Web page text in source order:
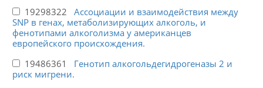
19298322 Ассоциации и взаимодействия между
SNP в генах, метаболизирующих алкоголь, и
фенотипами алкоголизма у американцев
европейского происхождения.
19486361 Генотип алкогольдегидрогеназы 2 и
риск мигрени.